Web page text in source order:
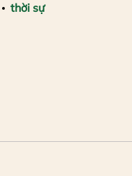
thời sự